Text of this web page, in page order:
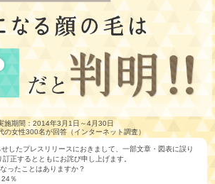
施期間：2014年3月1日～4月30日
の女性300名が回答（インターネット調査）
したプレスリリースにおきまして、一部文章・図表に誤り
正するとともにお詫び申し上げます。
ったことはありますか？
％